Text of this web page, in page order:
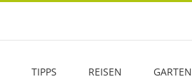
TIPPS REISEN